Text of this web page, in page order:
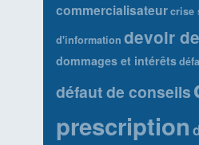
commercialisateurcrise
d'information devoir
dommages et intérêts
défaut de conseils
prescription